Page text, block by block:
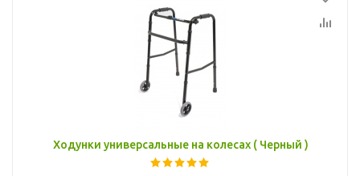
Ходунки универсальные на колесах ( Черный )